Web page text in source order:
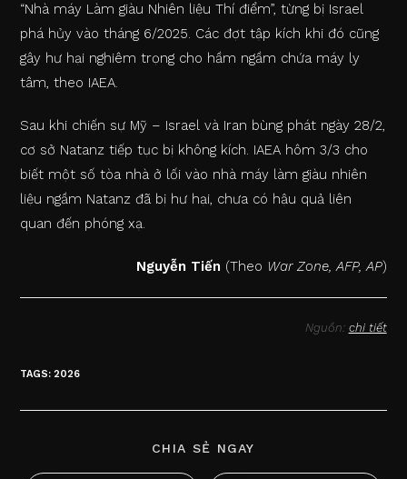
“Nhà máy Làm giàu Nhiên liệu Thí điểm”, từng bị Israel
phá hủy vào tháng 6/2025. Các đợt tập kích khi đó cũng
gây hư hại nghiêm trọng cho hầm ngầm chứa máy ly
tâm, theo IAEA.
Sau khi chiến sự Mỹ – Israel và Iran bùng phát ngày 28/2,
cơ sở Natanz tiếp tục bị không kích. IAEA hôm 3/3 cho
biết một số tòa nhà ở lối vào nhà máy làm giàu nhiên
liệu ngầm Natanz đã bị hư hại, chưa có hậu quả liên
quan đến phóng xạ.
Nguyễn Tiến (Theo War Zone, AFP, AP)
Nguồn: chi tiết
TAGS:2026
CHIA SẺ NGAY